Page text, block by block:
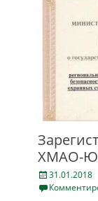
ХМАО-
Posted
on
31.01.2018